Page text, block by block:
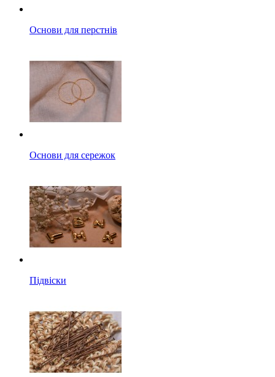
Основи для перстнів
Основи для сережок
Підвіски